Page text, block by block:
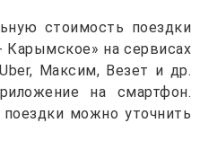
стоимость поездки
на сервисах
Максим, Везет и др.
на смартфон.
можно уточнить